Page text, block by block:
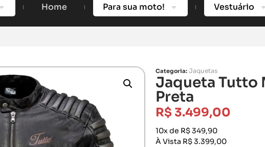
Home Para sua moto! Vestuário
Categoria: Jaquetas
Jaqueta Tutto
Preta
R$3.499,00
10x de R$ 349,90
À Vista R$ 3.399,00